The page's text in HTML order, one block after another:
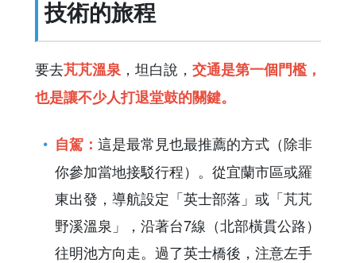
技術的旅程
要去芃芃溫泉 ，坦白說， 交通是第一個門檻，
也是讓不少人打退堂鼓的關鍵。
自駕： 這是最常見也最推薦的方式（除非
你參加當地接駁行程）。從宜蘭市區或羅
東出發，導航設定「英士部落」或「芃芃
野溪溫泉」，沿著台7線（北部橫貫公路）
往明池方向走。過了英士橋後，注意左手